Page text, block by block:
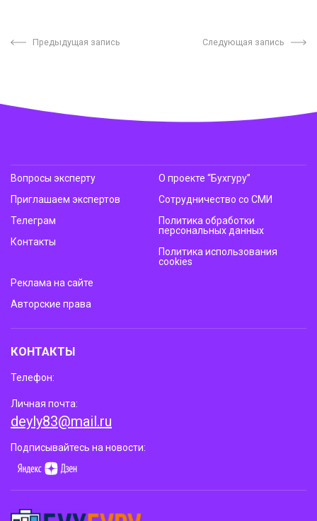
Предыдущая запись Следующая запись
Вопросы эксперту
Приглашаем экспертов
Телеграм
Контакты
О проекте “Бухгуру”
Сотрудничество со СМИ
Политика обработки
персональных данных
Политика использования
cookies
Реклама на сайте
Авторские права
КОНТАКТЫ
Телефон:
Личная почта:
deyly83@mail.ru
Подписывайтесь на новости: